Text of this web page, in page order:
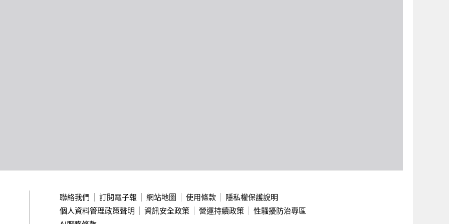
聯絡我們 訂閱電子報 網站地圖 使用條款
隱私權保護說明
個人資料管理政策聲明
資訊安全政策 營運持續政策
性騷擾防治專區